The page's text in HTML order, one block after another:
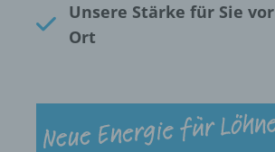
Unsere Stärke für Sie vor
Ort